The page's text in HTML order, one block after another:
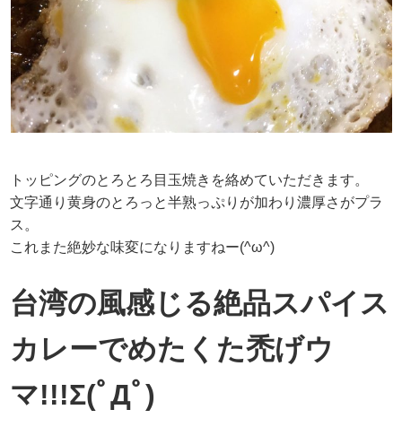
トッピングのとろとろ目玉焼きを絡めていただきます。
文字通り黄身のとろっと半熟っぷりが加わり濃厚さがプラ
ス。
これまた絶妙な味変になりますねー(^ω^)
台湾の風感じる絶品スパイス
カレーでめたくた禿げウ
マ!!!Σ(ﾟДﾟ)